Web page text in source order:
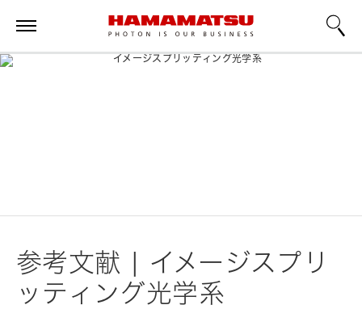
参考文献 | イメージスプリ
ッティング光学系